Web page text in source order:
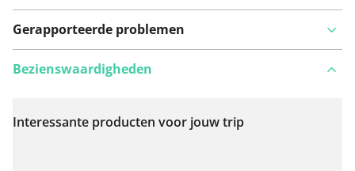
Gerapporteerde problemen
Bekijk op kaart
Bezienswaardigheden
Interessante producten voor jouw trip